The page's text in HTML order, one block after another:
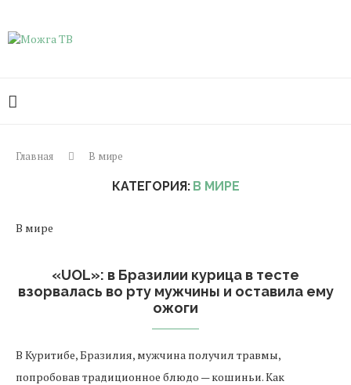
Главная В мире
КАТЕГОРИЯ: В МИРЕ
В мире
«UOL»: в Бразилии курица в тесте
взорвалась во рту мужчины и оставила ему
ожоги
В Куритибе, Бразилия, мужчина получил травмы,
попробовав традиционное блюдо — кошиньи. Как